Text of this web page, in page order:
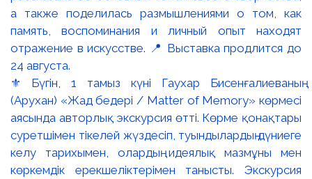
⚜️ Бүгін, 1 тамыз күні Гаухар Бисенғалиеваның
(Арухан) «Жад бедері / Matter of Memory» көрмесі
аясында авторлық экскурсия өтті. Көрме қонақтары
суретшімен тікелей жүздесіп, туындылардың дүниеге
келу тарихымен, олардың идеялық мазмұны мен
көркемдік ерекшеліктерімен танысты. Экскурсия